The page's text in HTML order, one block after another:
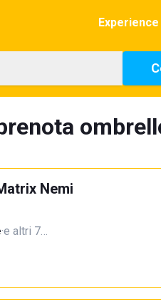
Experience
Nemi
·e altri 7…